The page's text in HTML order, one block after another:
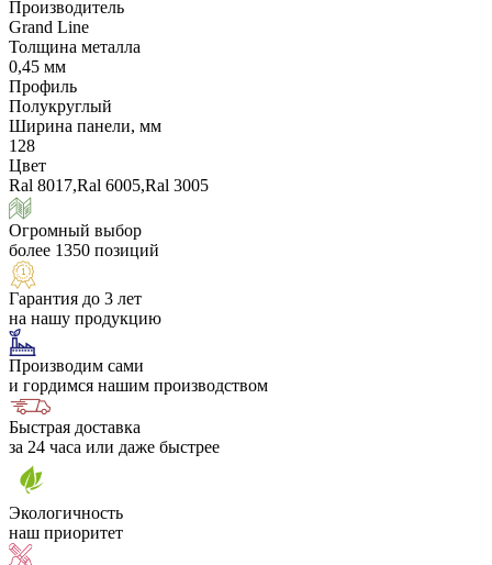
Производитель
Grand Line
Толщина металла
0,45 мм
Профиль
Полукруглый
Ширина панели, мм
128
Цвет
Ral 8017,Ral 6005,Ral 3005
Огромный выбор
более 1350 позиций
Гарантия до 3 лет
на нашу продукцию
Производим сами
и гордимся нашим производством
Быстрая доставка
за 24 часа или даже быстрее
Экологичность
наш приоритет